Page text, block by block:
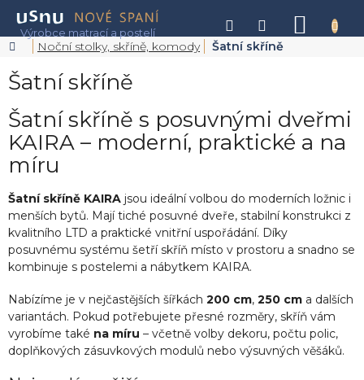
obsah
Domů
Noční stolky, skříně, komody Šatní skříně
Šatní skříně
Šatní skříně s posuvnými dveřmi
KAIRA – moderní, praktické a na
míru
Šatní skříně KAIRA jsou ideální volbou do moderních ložnic i
menších bytů. Mají tiché posuvné dveře, stabilní konstrukci z
kvalitního LTD a praktické vnitřní uspořádání. Díky
posuvnému systému šetří skříň místo v prostoru a snadno se
kombinuje s postelemi a nábytkem KAIRA.
Nabízíme je v nejčastějších šířkách 200 cm, 250 cm a dalších
variantách. Pokud potřebujete přesné rozměry, skříň vám
vyrobíme také na míru – včetně volby dekoru, počtu polic,
doplňkových zásuvkových modulů nebo výsuvných věšáků.